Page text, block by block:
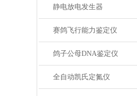
静电放电发生器
赛鸽飞行能力鉴定仪
鸽子公母DNA鉴定仪
全自动凯氏定氮仪